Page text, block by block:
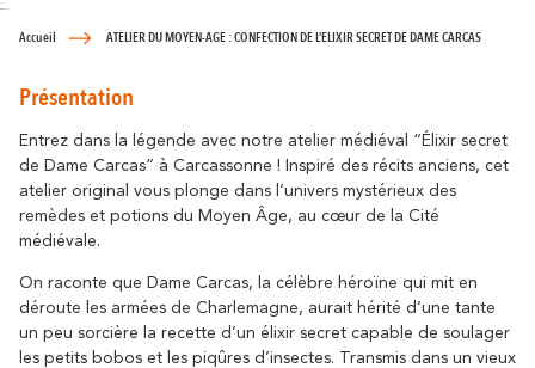
Là où l’histoirerésonne
Le Lac de la Cavayère
Détente & Bien-
Destination écoresponsable
Tourisme & handicap
À vélo
Partenaires
Boutique en ligne
Contact Brochures
Découvrez tous les grands évènements
Le Festival de Carcassonne,
l'Embrasement de la Cité, la Magie de
Noël, la Féria, le Tour de France... sont des
moments inoubliables à Carcassonne.
Tous les temps forts
Accueil ATELIER DU MOYEN-AGE : CONFECTION DE L’ELIXIR SECRET DE DAME CARCAS
Présentation
Entrez dans la légende avec notre atelier médiéval “Élixir secret
de Dame Carcas” à Carcassonne ! Inspiré des récits anciens, cet
atelier original vous plonge dans l’univers mystérieux des
remèdes et potions du Moyen Âge, au cœur de la Cité
médiévale.
On raconte que Dame Carcas, la célèbre héroïne qui mit en
déroute les armées de Charlemagne, aurait hérité d’une tante
un peu sorcière la recette d’un élixir secret capable de soulager
les petits bobos et les piqûres d’insectes. Transmis dans un vieux